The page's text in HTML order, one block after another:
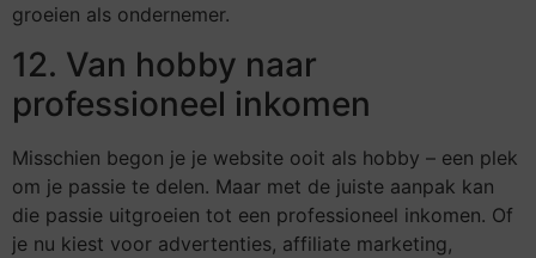
groeien als ondernemer.
12. Van hobby naar
professioneel inkomen
Misschien begon je je website ooit als hobby – een plek
om je passie te delen. Maar met de juiste aanpak kan
die passie uitgroeien tot een professioneel inkomen. Of
je nu kiest voor advertenties, affiliate marketing,